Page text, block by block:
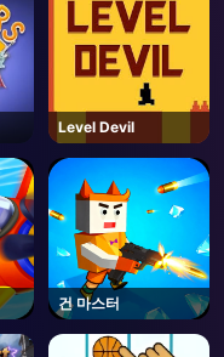
Level Devil
건 마스터